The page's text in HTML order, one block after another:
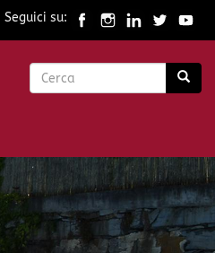
Seguici su:
Form